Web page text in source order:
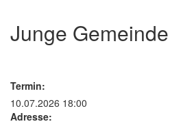
Junge
Termin:
10.07.2026 18:00
Adresse: